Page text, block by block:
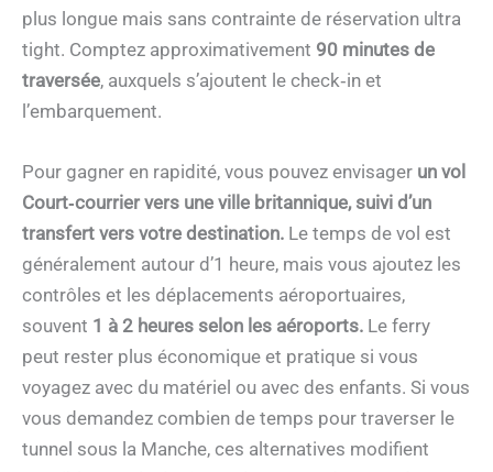
plus longue mais sans contrainte de réservation ultra
tight. Comptez approximativement 90 minutes de
traversée, auxquels s’ajoutent le check‑in et
l’embarquement.
Pour gagner en rapidité, vous pouvez envisager un vol
Court‑courrier vers une ville britannique, suivi d’un
transfert vers votre destination. Le temps de vol est
généralement autour d’1 heure, mais vous ajoutez les
contrôles et les déplacements aéroportuaires,
souvent 1 à 2 heures selon les aéroports. Le ferry
peut rester plus économique et pratique si vous
voyagez avec du matériel ou avec des enfants. Si vous
vous demandez combien de temps pour traverser le
tunnel sous la Manche, ces alternatives modifient